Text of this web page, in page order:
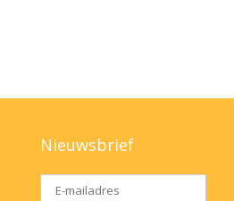
Nieuwsbrief